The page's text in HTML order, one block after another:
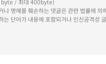
byte / 최대 400byte)
나 명예를 훼손하는 댓글은 관련 법률에 의
는 단어가 내용에 포함되거나 인신공격성